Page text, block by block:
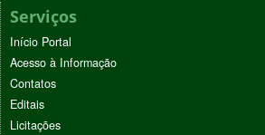
Serviços
Início Portal
Acesso à Informação
Contatos
Editais
Licitações